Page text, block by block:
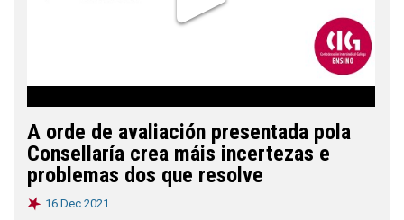
A orde de avaliación presentada pola
Consellaría crea máis incertezas e
problemas dos que resolve
16 Dec 2021